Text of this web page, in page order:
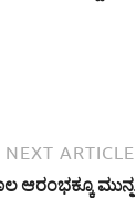
NEXT ARTICLE
ಆರಂಭಕ್ಕೂ ಮುನ್ನ